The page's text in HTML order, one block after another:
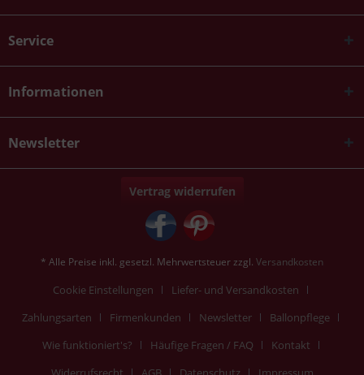
Service
Informationen
Newsletter
Vertrag widerrufen
* Alle Preise inkl. gesetzl. Mehrwertsteuer zzgl. Versandkosten
Cookie Einstellungen
Liefer- und Versandkosten
Zahlungsarten
Firmenkunden Newsletter
Ballonpflege
Wie funktioniert's?
Häufige Fragen / FAQ
Kontakt